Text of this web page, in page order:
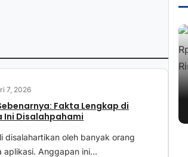
7, 2026
Fakta Lengkap di
Ini Disalahpahami
disalahartikan oleh banyak orang
Anggapan ini...